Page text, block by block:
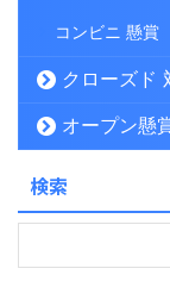
コンビニ 懸賞
クローズド
オープン懸
検索